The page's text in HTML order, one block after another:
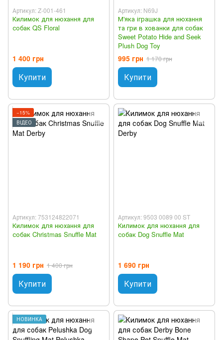
Артикул: Z-001-461
Килимок для нюхання для
собак QS Floral
1 400 грн
Купити
Артикул: N69J
М'яка іграшка для нюхання
та гри в хованки для собак
Sweet Potato Hide and Seek
Plush Dog Toy
995 грн 1 170 грн
Купити
−15%
ВІДЕО
Артикул: 753124822071
Килимок для нюхання для
собак Christmas Snuffle Mat
1 190 грн 1 400 грн
Купити
Артикул: 9503 0089 00 ST
Килимок для нюхання для
собак Dog Snuffle Mat
1 690 грн
Купити
НОВИНКА